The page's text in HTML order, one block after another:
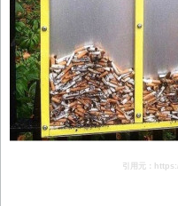
引用元：